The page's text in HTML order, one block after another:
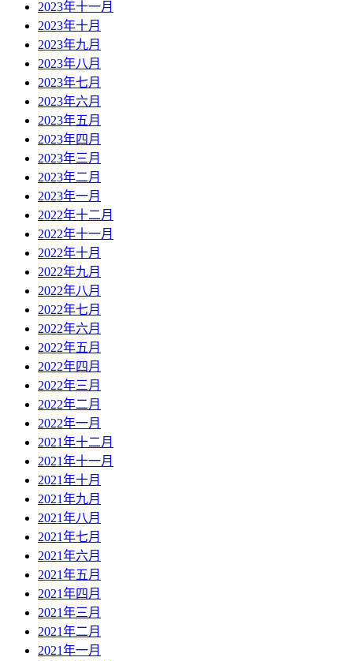
2023年十一月
2023年十月
2023年九月
2023年八月
2023年七月
2023年六月
2023年五月
2023年四月
2023年三月
2023年二月
2023年一月
2022年十二月
2022年十一月
2022年十月
2022年九月
2022年八月
2022年七月
2022年六月
2022年五月
2022年四月
2022年三月
2022年二月
2022年一月
2021年十二月
2021年十一月
2021年十月
2021年九月
2021年八月
2021年七月
2021年六月
2021年五月
2021年四月
2021年三月
2021年二月
2021年一月